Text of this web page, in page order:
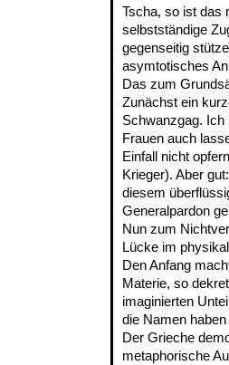
Tscha, so ist das
selbstständige
gegenseitig
asymtotisches
Das zum
Zunächst ein
Schwanzgag. Ich
Frauen auch
Einfall nicht
Krieger). Aber
diesem
Generalpardon
Nun zum
Lücke im
Den Anfang
Materie, so
imaginierten
die Namen
Der Grieche
metaphorische